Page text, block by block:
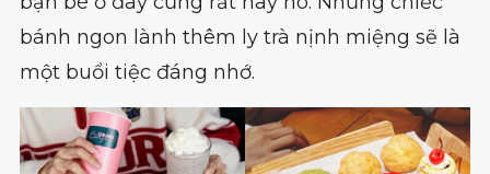
bánh ngon lành thêm ly trà nịnh miệng sẽ là
một buổi tiệc đáng nhớ.